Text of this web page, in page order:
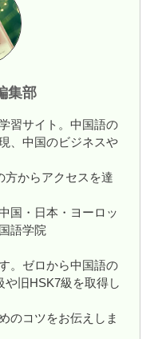
集部
習サイト。中国語の
、中国のビジネスや
方からアクセスを達
国・日本・ヨーロッ
語学院
。ゼロから中国語の
旧HSK7級を取得し
のコツをお伝えしま